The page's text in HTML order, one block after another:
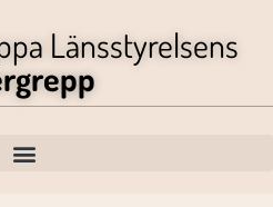
Länsstyrelsens